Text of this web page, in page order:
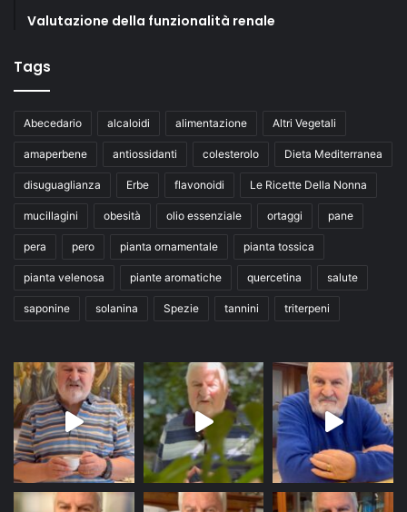
Valutazione della funzionalità renale
Tags
Abecedario alcaloidi alimentazione Altri Vegetali
amaperbene antiossidanti colesterolo Dieta Mediterranea
disuguaglianza Erbe flavonoidi Le Ricette Della Nonna
mucillagini obesità olio essenziale ortaggi pane
pera pero pianta ornamentale pianta tossica
pianta velenosa piante aromatiche quercetina salute
saponine solanina Spezie tannini triterpeni